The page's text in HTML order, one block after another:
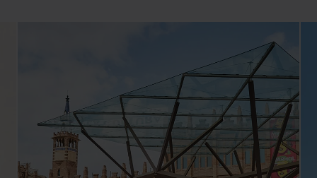
unica. Goditi il miglior servizio hop on hop off a
Barcellona!